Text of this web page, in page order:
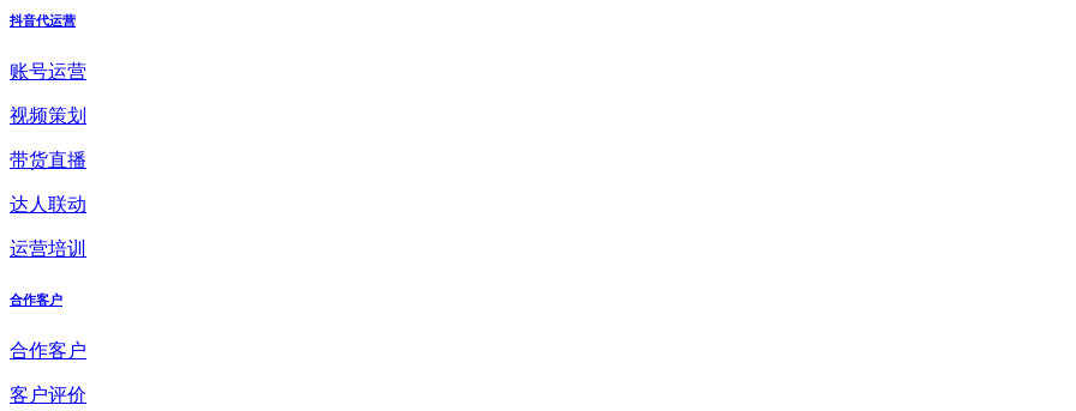
抖音代运营
账号运营
视频策划
带货直播
达人联动
运营培训
合作客户
合作客户
客户评价